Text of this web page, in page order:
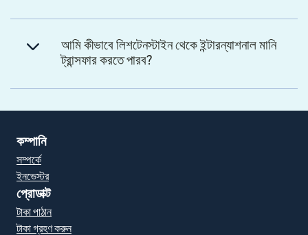
আমি কীভাবে লিশটেনস্টাইন থেকে ইন্টারন্যাশনাল মানি
ট্রান্সফার করতে পারব?
কম্পানি
সম্পর্কে
ইনভেস্টর
প্রোডাক্ট
টাকা পাঠান
টাকা গ্রহণ করুন